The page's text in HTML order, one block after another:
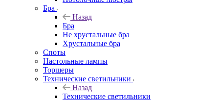
Бра
Назад
Бра
Не хрустальные бра
Хрустальные бра
Споты
Настольные лампы
Торшеры
Технические светильники
Назад
Технические светильники